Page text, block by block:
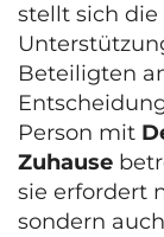
stellt sich die
Beteiligten
Person mit
Zuhause
sie erfordert
sondern